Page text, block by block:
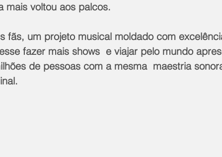
mais voltou aos palcos.
fãs, um projeto musical moldado com
fazer mais shows  e viajar pelo mundo
de pessoas com a mesma  maestria